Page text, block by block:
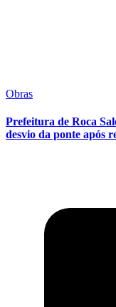
Obras
Prefeitura de Roca
desvio da ponte após